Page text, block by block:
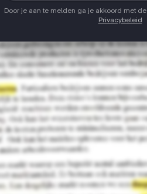
Door je aan te melden ga je akkoord met de
Privacybeleid